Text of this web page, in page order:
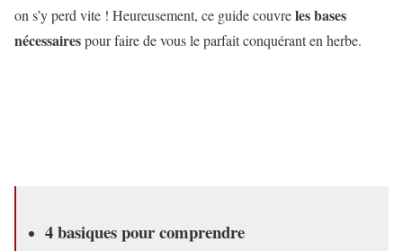
on s’y perd vite ! Heureusement, ce guide couvreles bases
nécessairespour faire de vous le parfait conquérant en herbe.
4 basiques pour comprendre